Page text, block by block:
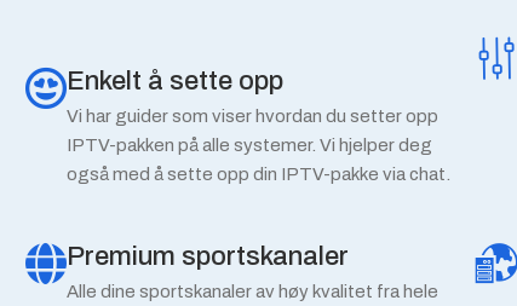
Enkelt å sette opp
Vi har guider som viser hvordan du setter opp
IPTV-pakken på alle systemer. Vi hjelper deg
også med å sette opp din IPTV-pakke via chat.
Premium sportskanaler
Alle dine sportskanaler av høy kvalitet fra hele